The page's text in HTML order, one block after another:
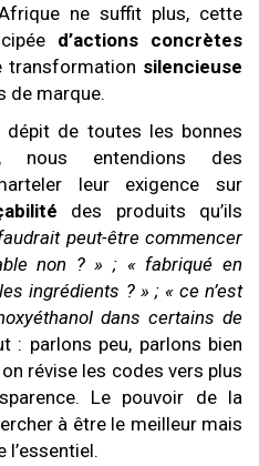
ne suffit plus, cette
d’actions concrètes
transformation silencieuse
de marque.
dépit de toutes les bonnes
nous entendions des
leur exigence sur
des produits qu’ils
peut-être commencer
non ? » ; « fabriqué en
ingrédients ? » ; « ce n’est
dans certains de
: parlons peu, parlons bien
révise les codes vers plus
Le pouvoir de la
à être le meilleur mais